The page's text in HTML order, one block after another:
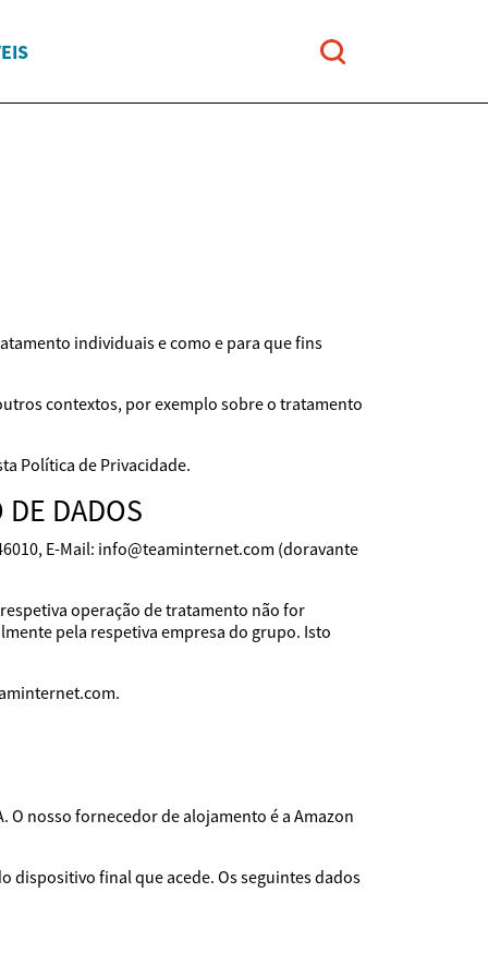
individuais e como e para que fins
contextos, por exemplo sobre o tratamento
Política de Privacidade.
DE DADOS
E-Mail: info@teaminternet.com (doravante
operação de tratamento não for
pela respetiva empresa do grupo. Isto
O nosso fornecedor de alojamento é a Amazon
dispositivo final que acede. Os seguintes dados